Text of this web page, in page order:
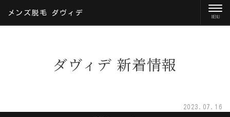
メンズ脱毛 ダヴィデ
ダヴィデ 新着情報
2023.07.16